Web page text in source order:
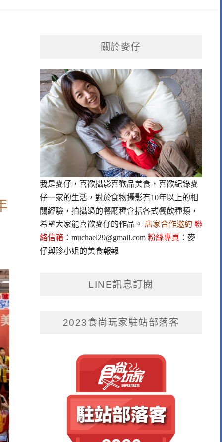
關於麥仔
我是麥仔，喜歡攝影喜歡品美食，喜歡紀錄麥
仔一家的生活，對於食物攝影有10年以上的相
關經驗，拍攝過的餐廳種含括各式餐飲種類，
希望大家能喜歡麥仔的作品。 店家合作邀約 聯
絡信箱： muchael29@gmail.com 粉絲專頁 ： 麥
仔與珍小姐的美食報報
LINE訊息訂閱
2023食尚玩家駐站部落客